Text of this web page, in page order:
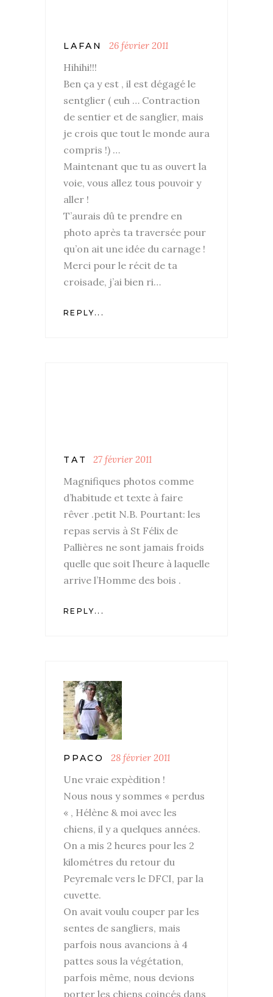
LAFAN 26 février 2011
Hihihi!!!
Ben ça y est , il est dégagé le
sentglier ( euh … Contraction
de sentier et de sanglier, mais
je crois que tout le monde aura
compris !) …
Maintenant que tu as ouvert la
voie, vous allez tous pouvoir y
aller !
T’aurais dû te prendre en
photo après ta traversée pour
qu’on ait une idée du carnage !
Merci pour le récit de ta
croisade, j’ai bien ri…
REPLY...
TAT 27 février 2011
Magnifiques photos comme
d’habitude et texte à faire
rêver .petit N.B. Pourtant: les
repas servis à St Félix de
Pallières ne sont jamais froids
quelle que soit l’heure à laquelle
arrive l’Homme des bois .
REPLY...
PPACO 28 février 2011
Une vraie expèdition !
Nous nous y sommes « perdus
« , Hélène & moi avec les
chiens, il y a quelques années.
On a mis 2 heures pour les 2
kilométres du retour du
Peyremale vers le DFCI, par la
cuvette.
On avait voulu couper par les
sentes de sangliers, mais
parfois nous avancions à 4
pattes sous la végétation,
parfois même, nous devions
porter les chiens coincés dans